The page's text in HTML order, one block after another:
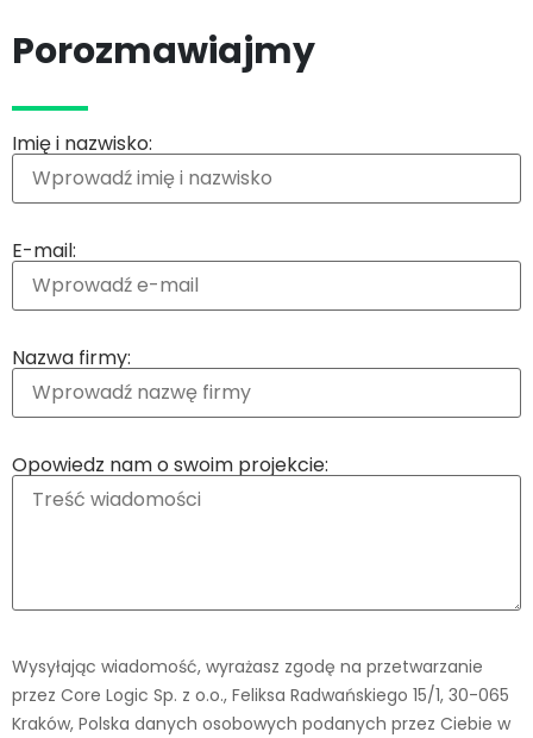
Porozmawiajmy
Imię i nazwisko:
E-mail:
Nazwa firmy:
Opowiedz nam o swoim projekcie:
Wysyłając wiadomość, wyrażasz zgodę na przetwarzanie
przez Core Logic Sp. z o.o., Feliksa Radwańskiego 15/1, 30-065
Kraków, Polska danych osobowych podanych przez Ciebie w